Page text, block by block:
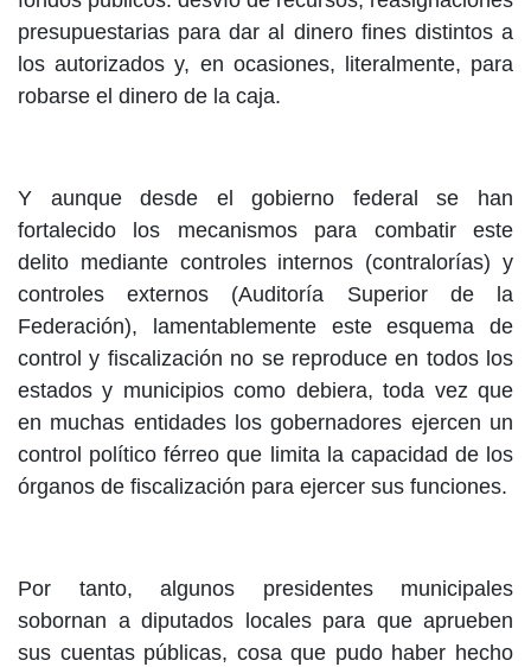
presupuestarias para dar al dinero fines distintos a
los autorizados y, en ocasiones, literalmente, para
robarse el dinero de la caja.
Y aunque desde el gobierno federal se han
fortalecido los mecanismos para combatir este
delito mediante controles internos (contralorías) y
controles externos (Auditoría Superior de la
Federación), lamentablemente este esquema de
control y fiscalización no se reproduce en todos los
estados y municipios como debiera, toda vez que
en muchas entidades los gobernadores ejercen un
control político férreo que limita la capacidad de los
órganos de fiscalización para ejercer sus funciones.
Por tanto, algunos presidentes municipales
sobornan a diputados locales para que aprueben
sus cuentas públicas, cosa que pudo haber hecho